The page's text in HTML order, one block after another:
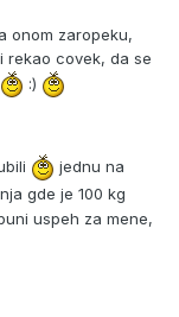
onom zaropeku,
rekao covek, da se
:)
jednu na
gde je 100 kg
uspeh za mene,